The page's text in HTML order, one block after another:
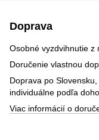
Doprava
Osobné vyzdvihnutie z
Doručenie vlastnou
Doprava po
individuálne podľa
Viac informácií o